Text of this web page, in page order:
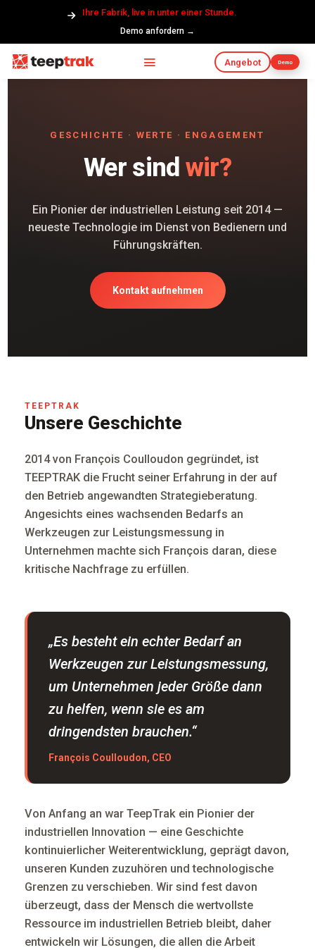
Ihre Fabrik, live in unter einer Stunde.
Demo anfordern →
Angebot Demo
GESCHICHTE · WERTE · ENGAGEMENT
Wer sind wir?
Ein Pionier der industriellen Leistung seit 2014 —
neueste Technologie im Dienst von Bedienern und
Führungskräften.
Kontakt aufnehmen
TEEPTRAK
Unsere Geschichte
2014 von François Coulloudon gegründet, ist
TEEPTRAK die Frucht seiner Erfahrung in der auf
den Betrieb angewandten Strategieberatung.
Angesichts eines wachsenden Bedarfs an
Werkzeugen zur Leistungsmessung in
Unternehmen machte sich François daran, diese
kritische Nachfrage zu erfüllen.
„Es besteht ein echter Bedarf an
Werkzeugen zur Leistungsmessung,
um Unternehmen jeder Größe dann
zu helfen, wenn sie es am
dringendsten brauchen.“
François Coulloudon, CEO
Von Anfang an war TeepTrak ein Pionier der
industriellen Innovation — eine Geschichte
kontinuierlicher Weiterentwicklung, geprägt davon,
unseren Kunden zuzuhören und technologische
Grenzen zu verschieben. Wir sind fest davon
überzeugt, dass der Mensch die wertvollste
Ressource im industriellen Betrieb bleibt, daher
entwickeln wir Lösungen, die allen die Arbeit